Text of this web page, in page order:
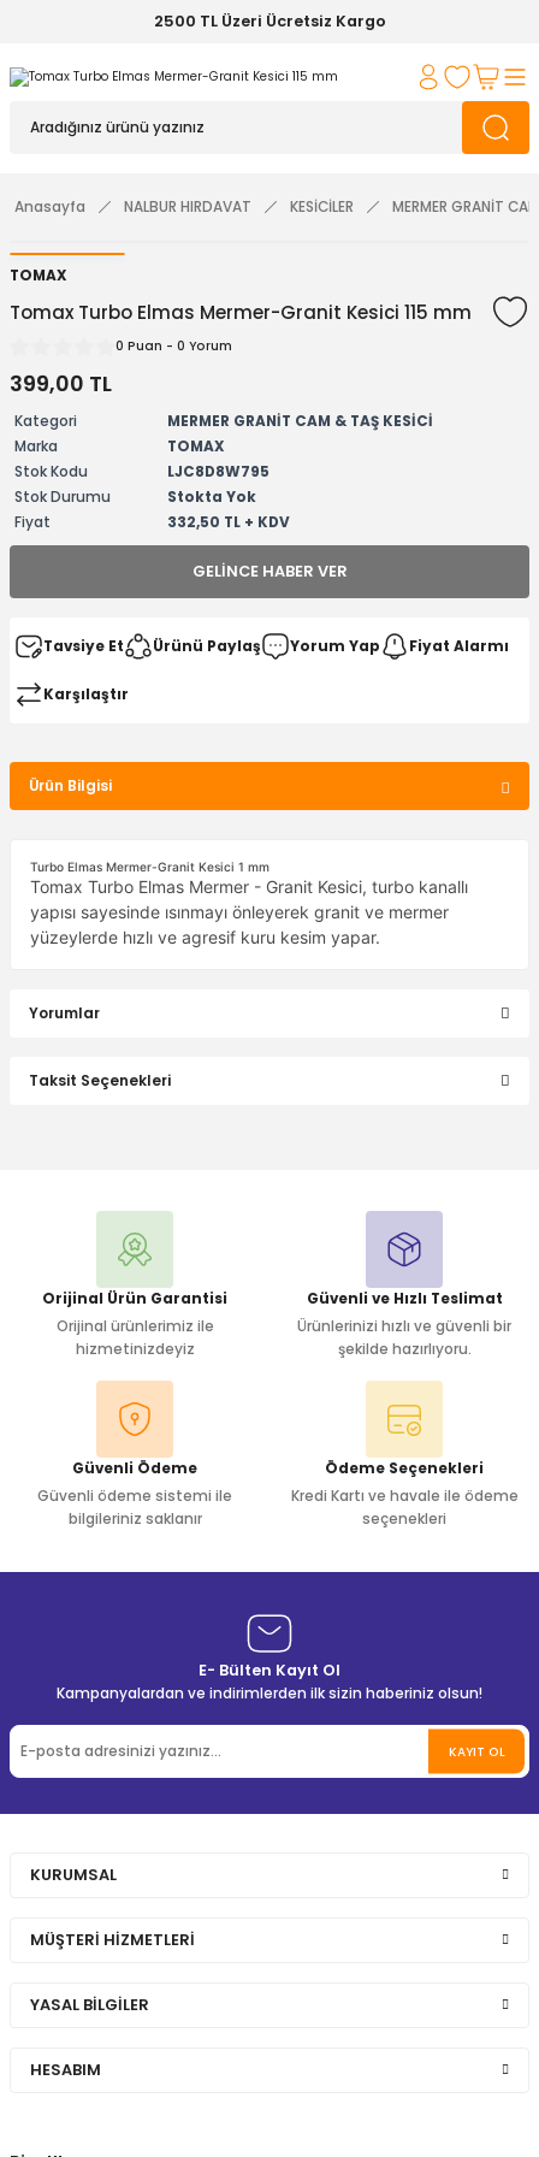
2500 TL Üzeri Ücretsiz Kargo
Anasayfa NALBUR HIRDAVAT KESİCİLER MERMER GRANİT
TOMAX
Tomax Turbo Elmas Mermer-Granit Kesici 115 mm
0 Puan - 0 Yorum
399,00 TL
Kategori
MERMER GRANİT CAM & TAŞ KESİCİ
Marka
TOMAX
Stok Kodu
LJC8D8W795
Stok Durumu
Stokta Yok
Fiyat
332,50 TL + KDV
GELINCE HABER VER
Tavsiye Et Ürünü Paylaş Yorum Yap Fiyat Alarmı
Karşılaştır
Ürün Bilgisi
Turbo Elmas Mermer-Granit Kesici 1 mm
Tomax Turbo Elmas Mermer - Granit Kesici, turbo kanallı
yapısı sayesinde ısınmayı önleyerek granit ve mermer
yüzeylerde hızlı ve agresif kuru kesim yapar.
Yorumlar
Taksit Seçenekleri
Orijinal Ürün Garantisi
Orijinal ürünlerimiz ile
hizmetinizdeyiz
Güvenli ve Hızlı Teslimat
Ürünlerinizi hızlı ve güvenli bir
şekilde hazırlıyoru.
Güvenli Ödeme
Güvenli ödeme sistemi ile
bilgileriniz saklanır
Ödeme Seçenekleri
Kredi Kartı ve havale ile ödeme
seçenekleri
E- Bülten Kayıt Ol
Kampanyalardan ve indirimlerden ilk sizin haberiniz olsun!
KAYIT OL
KURUMSAL
MÜŞTERİ HİZMETLERİ
YASAL BİLGİLER
HESABIM